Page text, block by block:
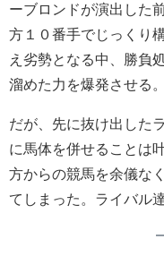
ーブロンドが演出した
方１０番手でじっくり
え劣勢となる中、勝負
溜めた力を爆発させる。
だが、先に抜け出した
に馬体を併せることは
方からの競馬を余儀な
てしまった。ライバル